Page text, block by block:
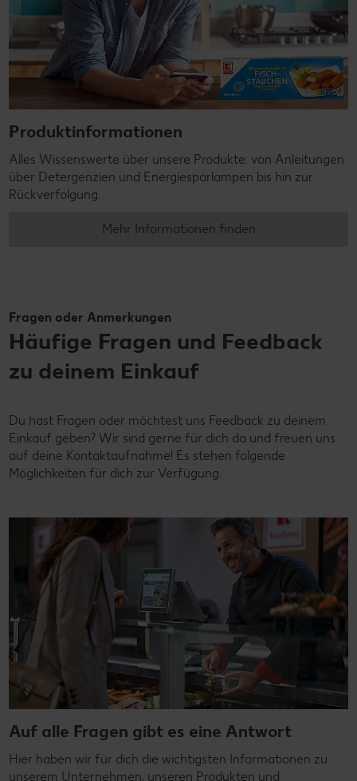
Produktinformationen
Alles Wissenswerte über unsere Produkte: von Anleitungen
über Detergenzien und Energiesparlampen bis hin zur
Rückverfolgung.
Mehr Informationen finden
Fragen oder Anmerkungen
Häufige Fragen und Feedback
zu deinem Einkauf
Du hast Fragen oder möchtest uns Feedback zu deinem
Einkauf geben? Wir sind gerne für dich da und freuen uns
auf deine Kontaktaufnahme! Es stehen folgende
Möglichkeiten für dich zur Verfügung.
Auf alle Fragen gibt es eine Antwort
Hier haben wir für dich die wichtigsten Informationen zu
unserem Unternehmen, unseren Produkten und